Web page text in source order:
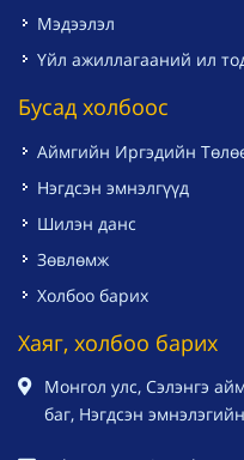
Мэдээлэл
Үйл ажиллагааний ил
Бусад холбоос
Аймгийн Иргэдийн
Нэгдсэн эмнэлгүүд
Шилэн данс
Зөвлөмж
Холбоо барих
Хаяг, холбоо барих
Монгол улс, Сэлэнгэ
баг, Нэгдсэн